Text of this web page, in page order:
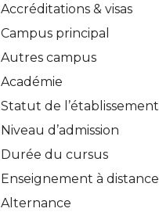
Accréditations & visas
Campus principal
Autres campus
Académie
Statut de l’établissement
Niveau d’admission
Durée du cursus
Enseignement à distance
Alternance